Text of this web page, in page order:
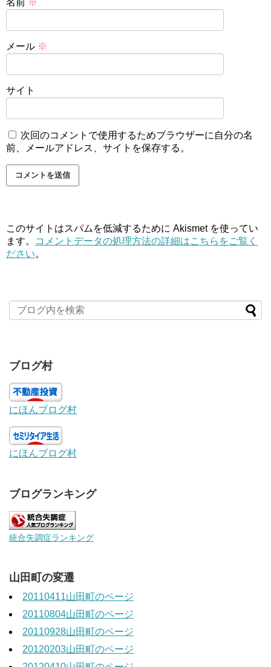
メール ※
サイト
次回のコメントで使用するためブラウザーに自分の名
前、メールアドレス、サイトを保存する。
このサイトはスパムを低減するために Akismet を使ってい
ます。
コメントデータの処理方法の詳細はこちらをご覧く
ださい。
ブログ村
にほんブログ村
にほんブログ村
ブログランキング
統合失調症ランキング
山田町の変遷
20110411山田町のページ
20110804山田町のページ
20110928山田町のページ
20120203山田町のページ